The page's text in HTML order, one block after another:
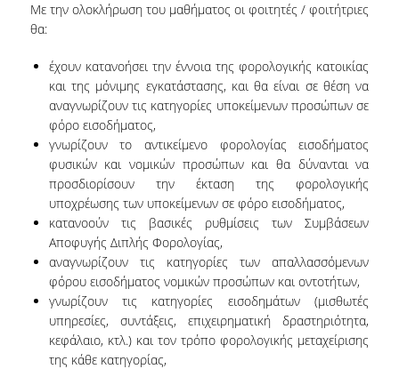
ΜΕΛΗ Ε.Δ.Π
ΜΕΛΗ Ε.Τ.Ε.Π.
ΔΙΟΙΚΗΤΙΚΟ ΠΡΟΣΩΠΙΚΟ
ΜΗΤΡΩΑ
ΩΡΕΣ ΓΡΑΦΕΙΟΥ ΑΚΑΔΗΜΑΪΚΟΥ
ΠΡΟΣΩΠΙΚΟΥ
ΠΡΟΠΤΥΧΙΑΚΕΣ ΣΠΟΥΔΕΣ
ΟΔΗΓΟΣ ΣΠΟΥΔΩΝ
ΠΡΟΓΡΑΜΜΑ ΣΠΟΥΔΩΝ
ΜΑΘΗΜΑΤΑ ΠΡΟΓΡΑΜΜΑΤΟΣ ΣΠΟΥΔΩΝ
Με την ολοκλήρωση του μαθήματος οι φοιτητές / φοιτήτριες
θα:
έχουν κατανοήσει την έννοια της φορολογικής κατοικίας
και της μόνιμης εγκατάστασης, και θα είναι σε θέση να
αναγνωρίζουν τις κατηγορίες υποκείμενων προσώπων σε
φόρο εισοδήματος,
γνωρίζουν το αντικείμενο φορολογίας εισοδήματος
φυσικών και νομικών προσώπων και θα δύνανται να
προσδιορίσουν την έκταση της φορολογικής
υποχρέωσης των υποκείμενων σε φόρο εισοδήματος,
κατανοούν τις βασικές ρυθμίσεις των Συμβάσεων
Αποφυγής Διπλής Φορολογίας,
αναγνωρίζουν τις κατηγορίες των απαλλασσόμενων
φόρου εισοδήματος νομικών προσώπων και οντοτήτων,
γνωρίζουν τις κατηγορίες εισοδημάτων (μισθωτές
υπηρεσίες, συντάξεις, επιχειρηματική δραστηριότητα,
κεφάλαιο, κτλ.) και τον τρόπο φορολογικής μεταχείρισης
της κάθε κατηγορίας,